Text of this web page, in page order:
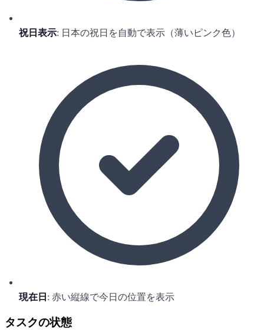
祝日表示: 日本の祝日を自動で表示（薄いピンク色）
現在日 : 赤い縦線で今日の位置を表示
タスクの状態